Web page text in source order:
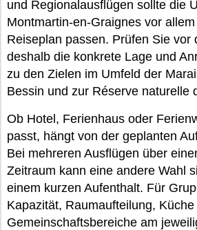
und Regionalausflügen sollte die
Montmartin-en-Graignes vor
Reiseplan passen. Prüfen Sie vor
deshalb die konkrete Lage und
zu den Zielen im Umfeld der
Bessin und zur Réserve naturelle
Ob Hotel, Ferienhaus oder
passt, hängt von der geplanten
Bei mehreren Ausflügen über
Zeitraum kann eine andere Wahl
einem kurzen Aufenthalt. Für
Kapazität, Raumaufteilung, Küche
Gemeinschaftsbereiche am